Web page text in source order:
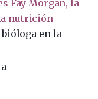
Fay Morgan, la
nutrición
bióloga en la